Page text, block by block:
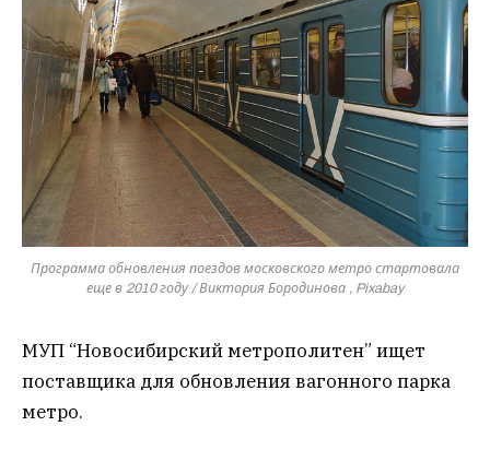
Программа обновления поездов московского метро стартовала
еще в 2010 году / Виктория Бородинова , Pixabay
МУП “Новосибирский метрополитен” ищет
поставщика для обновления вагонного парка
метро.